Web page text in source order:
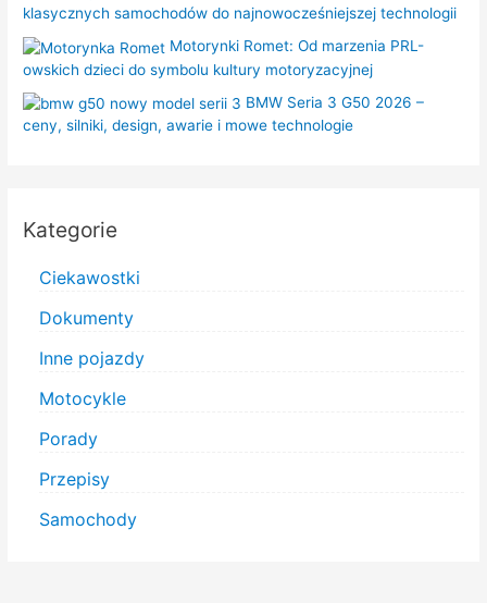
klasycznych samochodów do najnowocześniejszej technologii
Motorynki Romet: Od marzenia PRL-
owskich dzieci do symbolu kultury motoryzacyjnej
BMW Seria 3 G50 2026 –
ceny, silniki, design, awarie i mowe technologie
Kategorie
Ciekawostki
Dokumenty
Inne pojazdy
Motocykle
Porady
Przepisy
Samochody